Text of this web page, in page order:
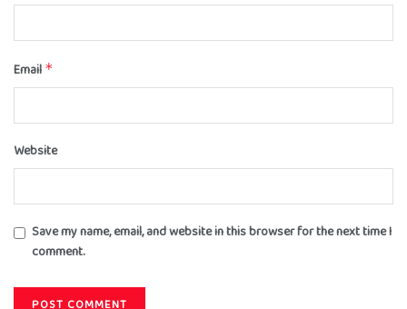
Email *
Website
Save my name, email, and website in this browser for the next time I
comment.